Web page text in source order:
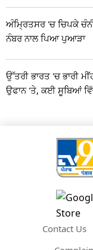
ਅੰਮ੍ਰਿਤਸਰ 'ਚ ਚਿਪਕੇ
ਨੰਬਰ ਨਾਲ ਪਿਆ ਪੁਆੜਾ
ਉੱਤਰੀ ਭਾਰਤ 'ਚ ਭਾਰੀ
ਉਫਾਨ 'ਤੇ, ਕਈ ਸੂਬਿਆਂ
Contact Us